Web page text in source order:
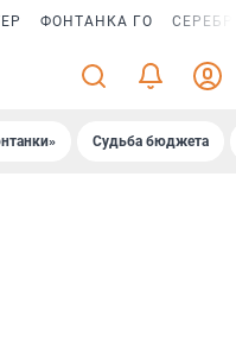
ФОНТАНКА ГО
Судьба бюджета